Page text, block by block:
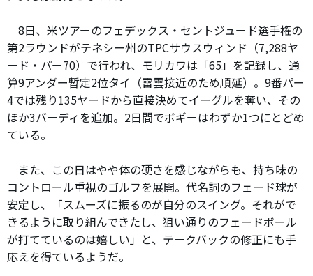
8日、米ツアーのフェデックス・セントジュード選手権の
第2ラウンドがテネシー州のTPCサウスウィンド（7,288ヤ
ード・パー70）で行われ、モリカワは「65」を記録し、通
算9アンダー暫定2位タイ（雷雲接近のため順延）。9番パー
4では残り135ヤードから直接決めてイーグルを奪い、その
ほか3バーディを追加。2日間でボギーはわずか1つにとどめ
ている。
また、この日はやや体の硬さを感じながらも、持ち味の
コントロール重視のゴルフを展開。代名詞のフェード球が
安定し、「スムーズに振るのが自分のスイング。それがで
きるように取り組んできたし、狙い通りのフェードボール
が打てているのは嬉しい」と、テークバックの修正にも手
応えを得ているようだ。